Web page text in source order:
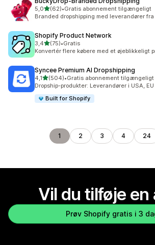
5,0ud af 5 stjerner
(62)
62 anmeldelser i alt
•Gratis abonnement tilgængeligt
Branded dropshipping med leverandører
Shopify Product Network
3,4ud af 5 stjerner
(75)
75 anmeldelser i alt
•Gratis
Konvertér flere købere med et øjeblikkeligt
Syncee Premium AI Dropshipping
4,1ud af 5 stjerner
(504)
504 anmeldelser i alt
•Gratis abonnement tilgængeligt
Dropship-produkter: Leverandører i USA,
Built for Shopify
1 2 3 4 24
Vil du tilføje en
Prøv Shopify gratis i 3